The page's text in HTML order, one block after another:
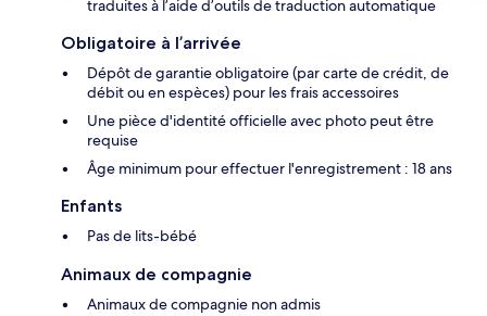
traduites à l’aide d’outils de traduction automatique
Obligatoire à l’arrivée
Dépôt de garantie obligatoire (par carte de crédit, de
débit ou en espèces) pour les frais accessoires
Une pièce d'identité officielle avec photo peut être
requise
Âge minimum pour effectuer l'enregistrement : 18 ans
Enfants
Pas de lits-bébé
Animaux de compagnie
Animaux de compagnie non admis